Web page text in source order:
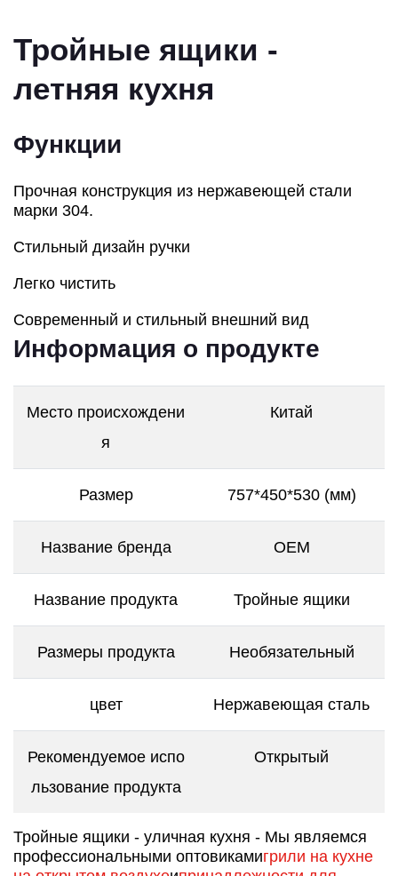
Тройные ящики -
летняя кухня
Функции
Прочная конструкция из нержавеющей стали
марки 304.
Стильный дизайн ручки
Легко чистить
Современный и стильный внешний вид
Информация о продукте
Место происхождени
я
Китай
Размер 757*450*530 (мм)
Название бренда OEM
Название продукта Тройные ящики
Размеры продукта Необязательный
цвет Нержавеющая сталь
Рекомендуемое испо
льзование продукта
Открытый
Тройные ящики - уличная кухня - Мы являемся
профессиональными оптовикамигрили на кухне